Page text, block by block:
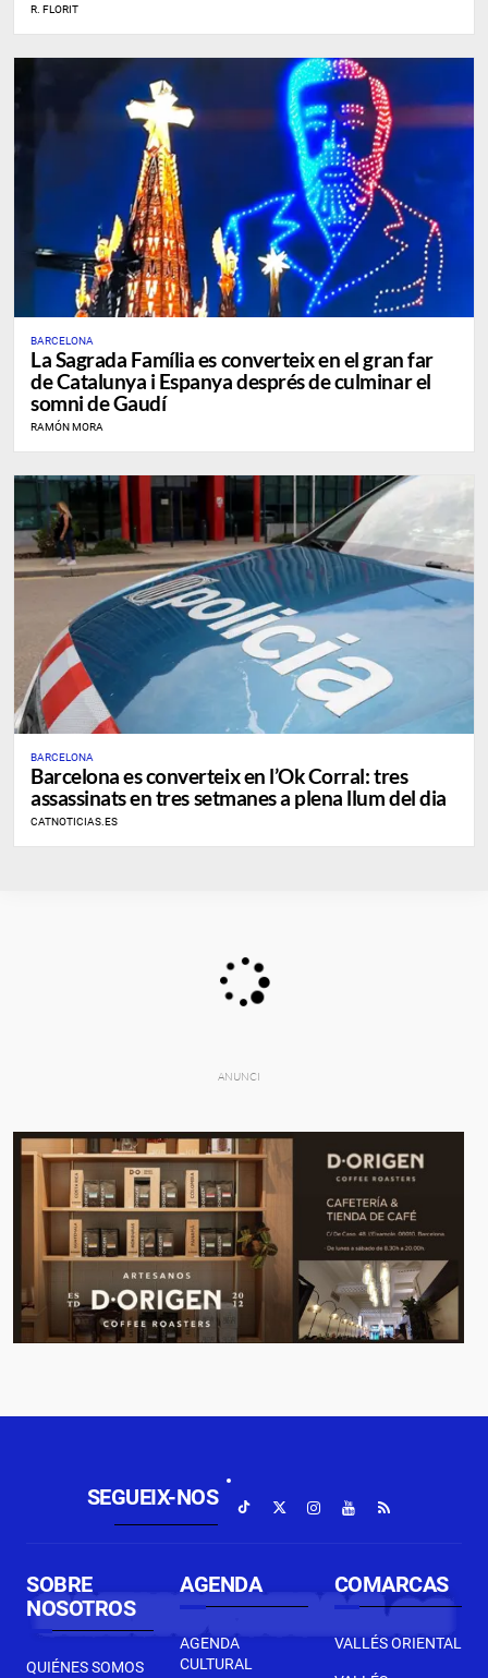
R. FLORIT
BARCELONA
La Sagrada Família es converteix en el gran far
de Catalunya i Espanya després de culminar el
somni de Gaudí
RAMÓN MORA
BARCELONA
Barcelona es converteix en l’Ok Corral: tres
assassinats en tres setmanes a plena llum del dia
CATNOTICIAS.ES
SEGUEIX-NOS
SOBRE
NOSOTROS
QUIÉNES SOMOS
AGENDA
AGENDA
CULTURAL
COMARCAS
VALLÉS ORIENTAL